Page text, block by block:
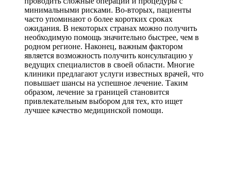
минимальными рисками. Во-вторых, пациенты
часто упоминают о более коротких сроках
ожидания. В некоторых странах можно получить
необходимую помощь значительно быстрее, чем в
родном регионе. Наконец, важным фактором
является возможность получить консультацию у
ведущих специалистов в своей области. Многие
клиники предлагают услуги известных врачей, что
повышает шансы на успешное лечение. Таким
образом, лечение за границей становится
привлекательным выбором для тех, кто ищет
лучшее качество медицинской помощи.